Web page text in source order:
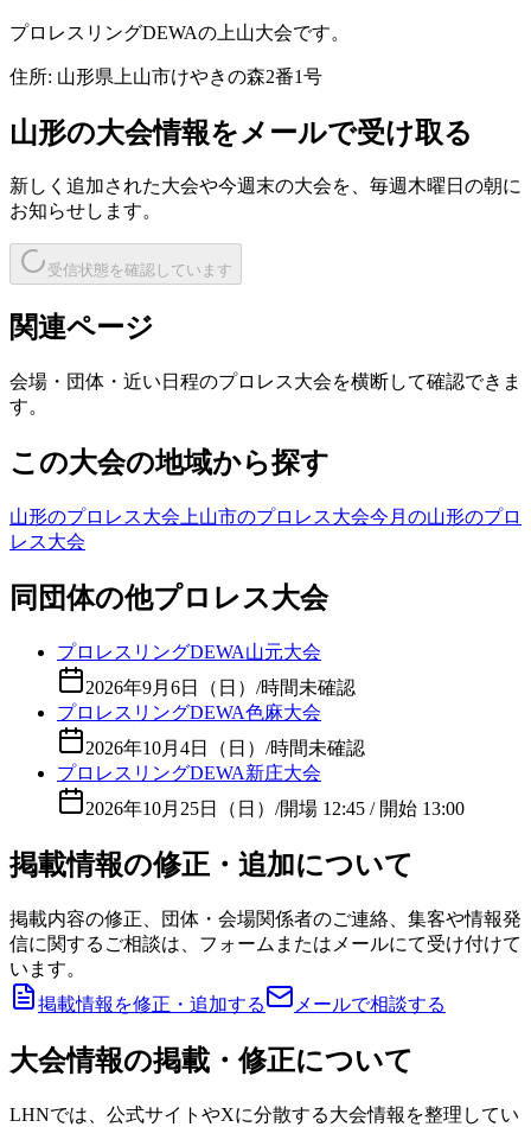
プロレスリングDEWAの上山大会です。
住所: 山形県上山市けやきの森2番1号
山形の大会情報をメールで受け取る
新しく追加された大会や今週末の大会を、 毎週木曜日の朝に
お知らせします。
受信状態を確認しています
関連ページ
会場・団体・近い日程のプロレス大会を横断して確認できま
す。
この大会の地域から探す
山形のプロレス大会 上山市のプロレス大会今月の山形のプロ
レス大会
同団体の他プロレス大会
プロレスリングDEWA山元大会
2026年9月6日（日） /時間未確認
プロレスリングDEWA色麻大会
2026年10月4日（日） /時間未確認
プロレスリングDEWA新庄大会
2026年10月25日（日） /開場 12:45 / 開始 13:00
掲載情報の修正・追加について
掲載内容の修正、団体・会場関係者のご連絡、集客や情報発
信に関するご相談は、フォームまたはメールにて受け付けて
います。
掲載情報を修正・追加する
メールで相談する
大会情報の掲載・修正について
LHNでは、公式サイトやXに分散する大会情報を整理してい